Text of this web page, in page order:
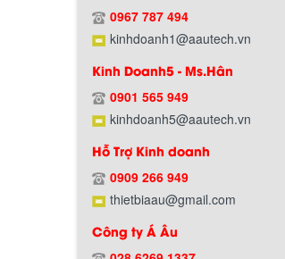
0967 787 494
kinhdoanh1@aautech.vn
Kinh Doanh5 - Ms.Hân
0901 565 949
kinhdoanh5@aautech.vn
Hỗ Trợ Kinh doanh
0909 266 949
thietbiaau@gmail.com
Công ty Á Âu
Chính sách giao hàng
Hướng dẫn thanh toán mua hàng